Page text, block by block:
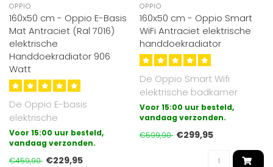
OPPIO
160x50 cm - Oppio E-Basis
Mat Antraciet (Ral 7016)
elektrische
Handdoekradiator 906
Watt
De Oppio E-basis
elektrische
badkamerradiator is de
meest eenvoudige vorm
van el..
Voor 15:00 uur besteld,
vandaag verzonden.
€459,90 €229,95
OPPIO
160x50 cm - Oppio Smart
WiFi Antraciet elektrische
handdoekradiator
De Oppio Smart Wifi
elektrische badkamer
radiator met draadloze
bediening (wifi ..
Voor 15:00 uur besteld,
vandaag verzonden.
€599,90 €299,95